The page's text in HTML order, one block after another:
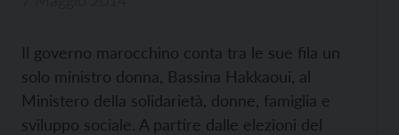
Il governo marocchino conta tra le sue fila un
solo ministro donna, Bassina Hakkaoui, al
Ministero della solidarietà, donne, famiglia e
sviluppo sociale. A partire dalle elezioni del